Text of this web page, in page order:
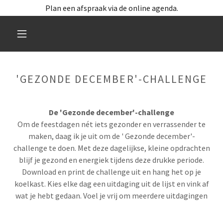
Plan een afspraak via de online agenda.
'GEZONDE DECEMBER'-CHALLENGE
De 'Gezonde december'-challenge
Om de feestdagen nét iets gezonder en verrassender te
maken, daag ik je uit om de ' Gezonde december'-
challenge te doen. Met deze dagelijkse, kleine opdrachten
blijf je gezond en energiek tijdens deze drukke periode.
Download en print de challenge uit en hang het op je
koelkast. Kies elke dag een uitdaging uit de lijst en vink af
wat je hebt gedaan. Voel je vrij om meerdere uitdagingen